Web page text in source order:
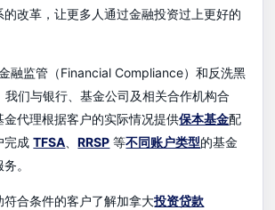
改革，让更多人通过金融投资过上更好的
融监管（Financial Compliance）和反洗黑
我们与银行、基金公司及相关合作机构合
金代理根据客户的实际情况提供保本基金配
完成TFSA、RRSP 等不同账户类型的基金
。
符合条件的客户了解加拿大投资贷款